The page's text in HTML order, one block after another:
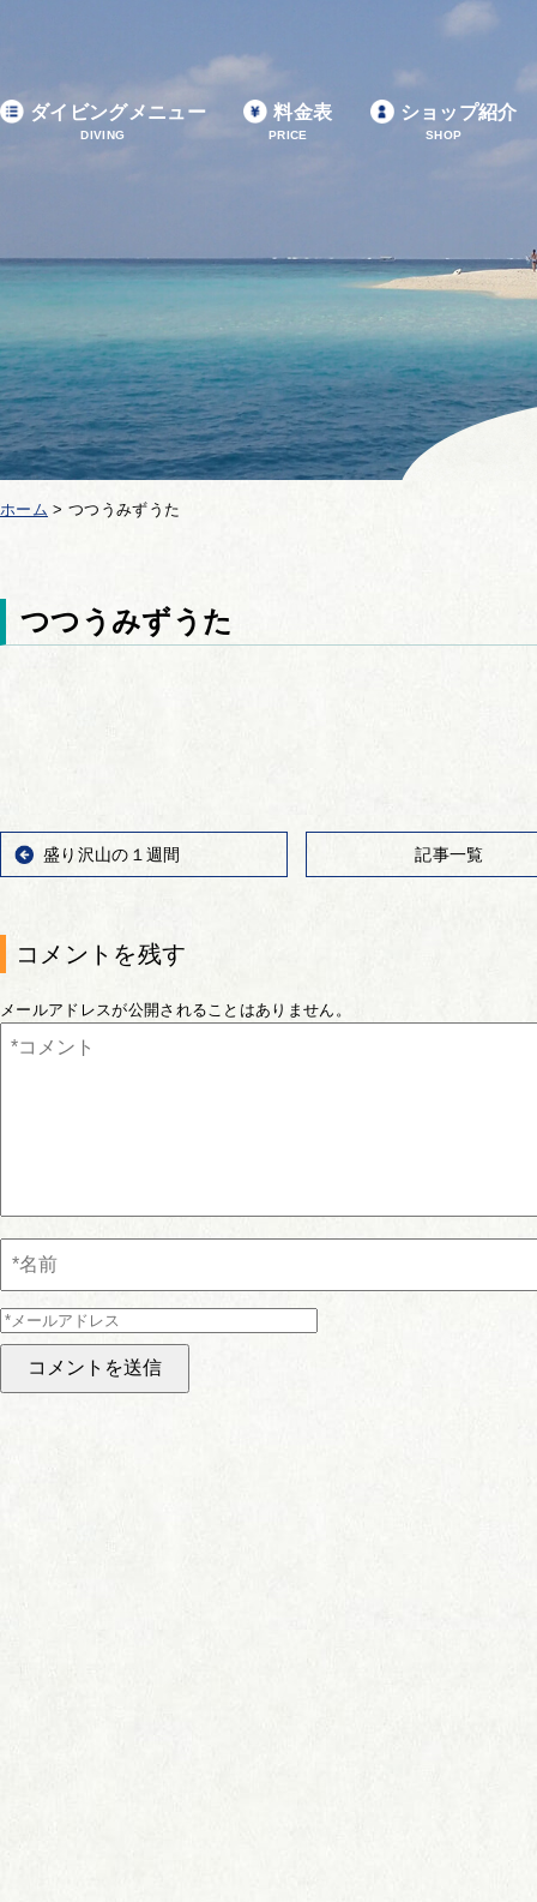
ダイビングメニュー
DIVING
料金表
PRICE
ショップ紹介
SHOP
ホーム > つつうみずうた
つつうみずうた
盛り沢山の１週間 記事一覧
コメントを残す
メールアドレスが公開されることはありません。